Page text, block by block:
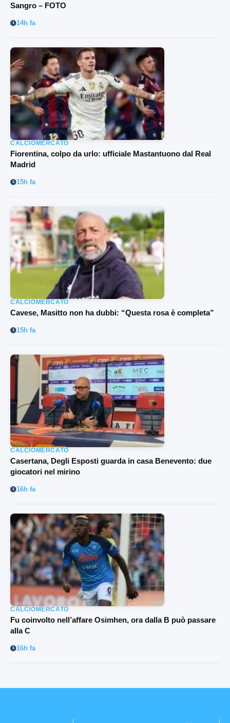
Sangro – FOTO
14h fa
CALCIOMERCATO
Fiorentina, colpo da urlo: ufficiale Mastantuono dal Real
Madrid
15h fa
CALCIOMERCATO
Cavese, Masitto non ha dubbi: “Questa rosa è completa”
15h fa
CALCIOMERCATO
Casertana, Degli Esposti guarda in casa Benevento: due
giocatori nel mirino
16h fa
CALCIOMERCATO
Fu coinvolto nell’affare Osimhen, ora dalla B può passare
alla C
16h fa